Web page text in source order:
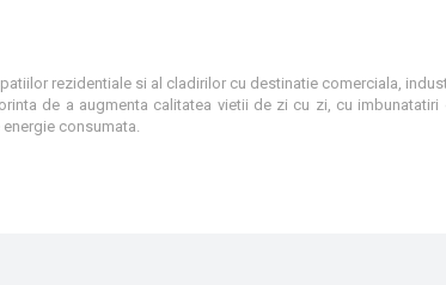
rezidentiale si al cladirilor cu destinatie comerciala,
de a augmenta calitatea vietii de zi cu zi, cu imbunatatiri
consumata.